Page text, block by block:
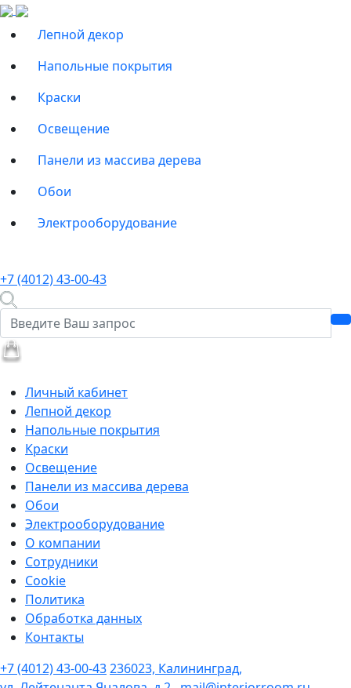
Лепной декор
Напольные покрытия
Краски
Освещение
Панели из массива дерева
Обои
Электрооборудование
+7 (4012) 43-00-43
Личный кабинет
Лепной декор
Напольные покрытия
Краски
Освещение
Панели из массива дерева
Обои
Электрооборудование
О компании
Сотрудники
Cookie
Политика
Обработка данных
Контакты
+7 (4012) 43-00-43236023, Калининград,